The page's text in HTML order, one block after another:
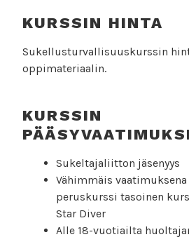
KURSSIN HINTA
Sukellusturvallisuuskurssin
oppimateriaalin.
KURSSIN
Sukeltajaliitton jäsenyys
Vähimmäis
peruskurssi tasoinen
Star Diver
Alle 18-vuotiailta